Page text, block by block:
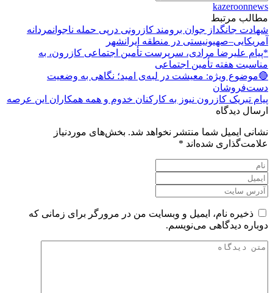
kazeroonnews
مطالب مرتبط
شهادت جانگداز جوان برومند کازرونی درپی حمله ناجوانمردانه
آمریکایی–صهیونیستی در منطقه ایرانشهر
*پیام علیرضا مرادی، سرپرست تأمین اجتماعی کازرون، به
مناسبت هفته تأمین اجتماعی
🔴موضوع ویژه: معیشت در لبه‌ی امید؛ نگاهی به وضعیت
دست‌فروشان
پیام تبریک کازرون نیوز به کارکنان خدوم و همه همکاران این عرصه
ارسال دیدگاه
نشانی ایمیل شما منتشر نخواهد شد. بخش‌های موردنیاز
علامت‌گذاری شده‌اند *
ذخیره نام، ایمیل و وبسایت من در مرورگر برای زمانی که
دوباره دیدگاهی می‌نویسم.